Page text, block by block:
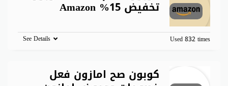
تخفيض 15% Amazon
Used 832 times
See Details
كوبون صح امازون فعل